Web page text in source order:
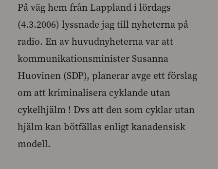
På väg hem från Lappland i lördags
(4.3.2006) lyssnade jag till nyheterna på
radio. En av huvudnyheterna var att
kommunikationsminister Susanna
Huovinen (SDP), planerar avge ett förslag
om att kriminalisera cyklande utan
cykelhjälm ! Dvs att den som cyklar utan
hjälm kan bötfällas enligt kanadensisk
modell.